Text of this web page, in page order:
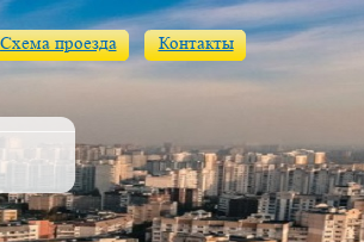
Схема проезда Контакты